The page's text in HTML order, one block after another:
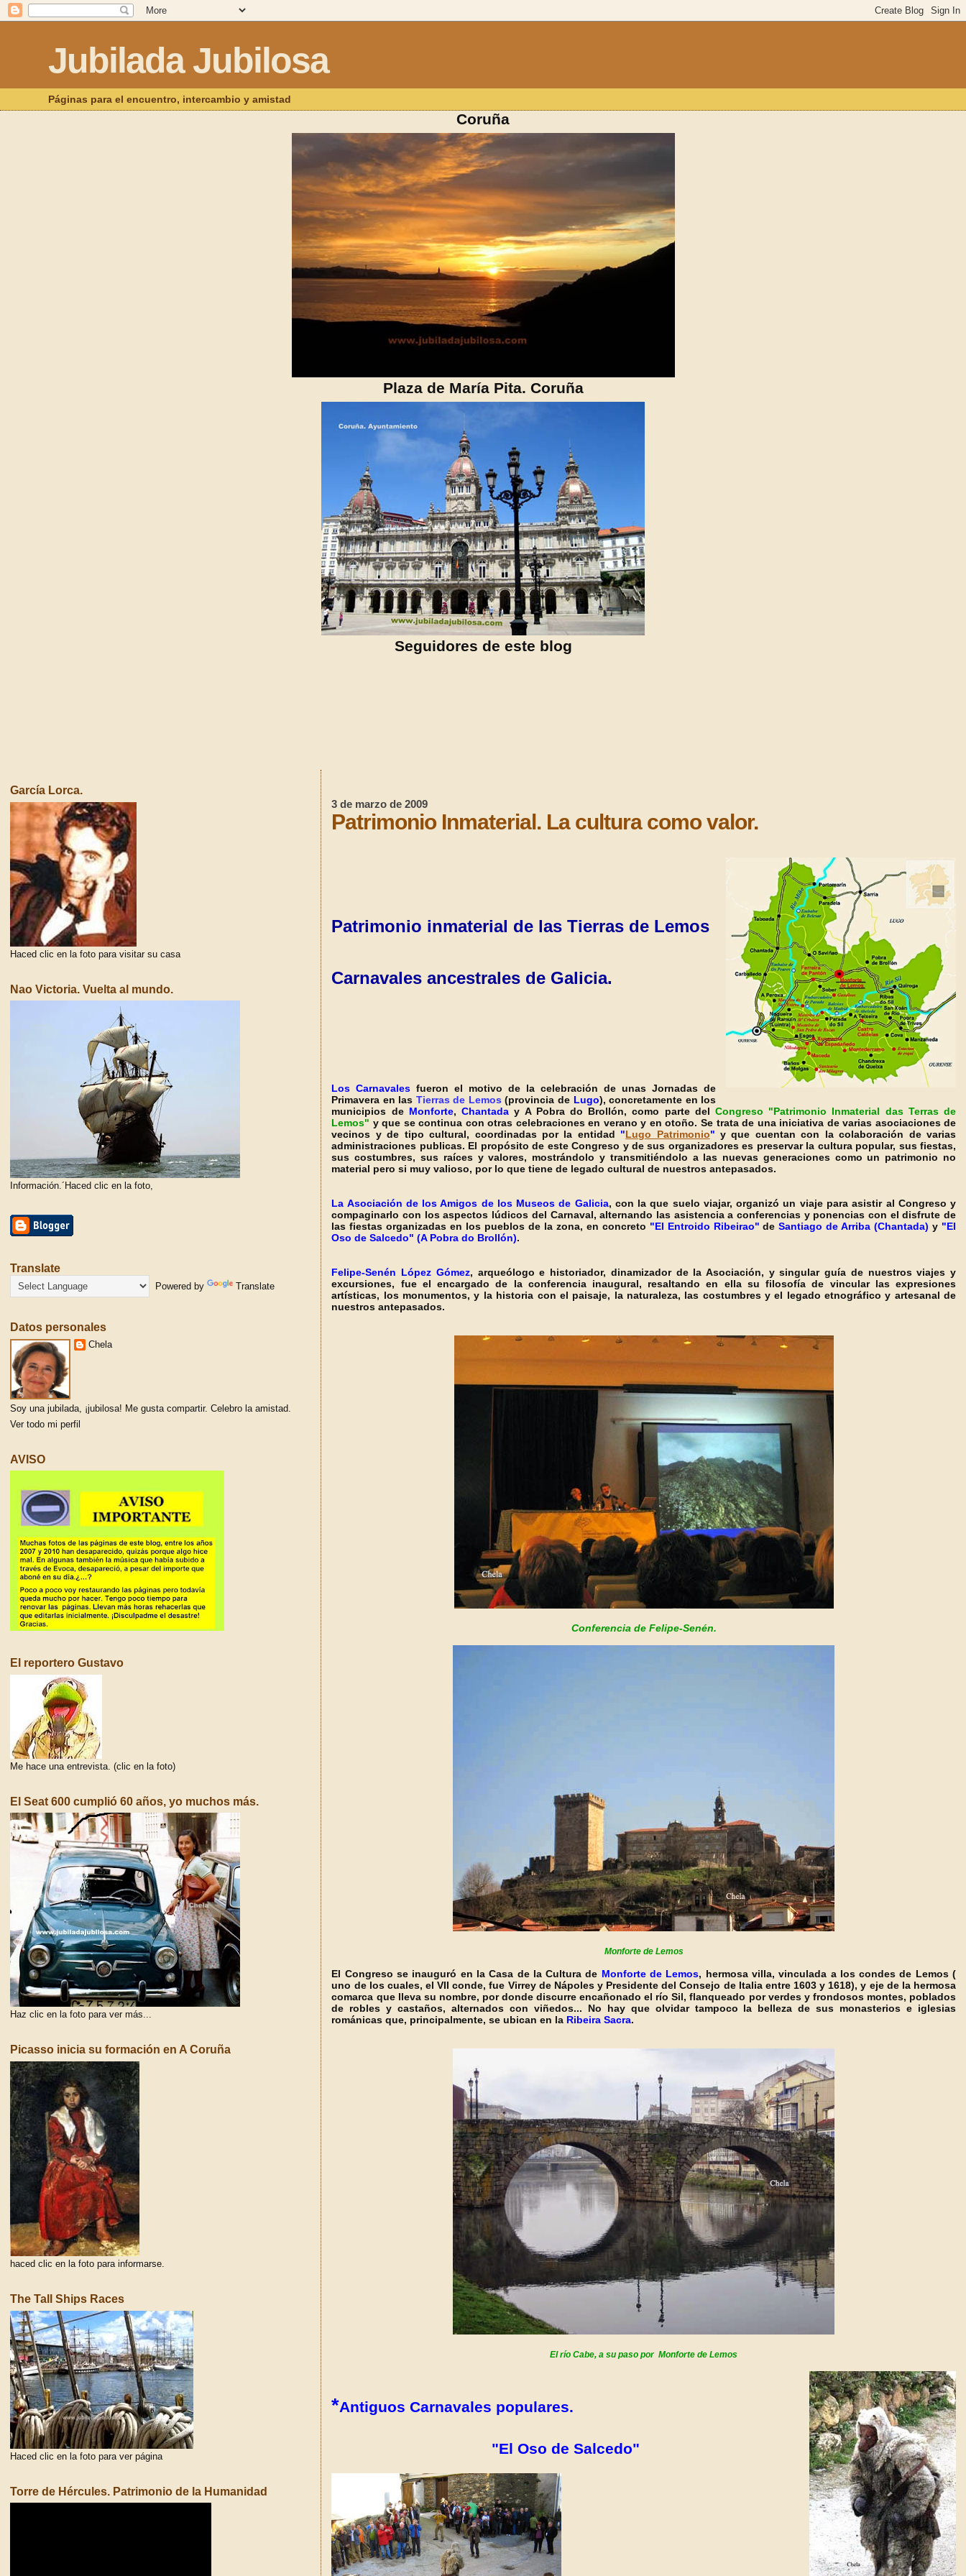
Jubilada Jubilosa
Páginas para el encuentro, intercambio y amistad
Coruña
Plaza de María Pita. Coruña
Seguidores de este blog
3 de marzo de 2009
Patrimonio Inmaterial. La cultura como valor.
Patrimonio inmaterial de las Tierras de Lemos
Carnavales ancestrales de Galicia.
Los Carnavales fueron el motivo de la celebración de unas Jornadas de
Primavera en las Tierras de Lemos (provincia de Lugo), concretamente en los
municipios de Monforte,Chantada y A Pobra do Brollón, como parte del Congreso "Patrimonio Inmaterial das Terras de
Lemos" y que se continua con otras celebraciones en verano y en otoño. Se trata de una iniciativa de varias asociaciones de
vecinos y de tipo cultural, coordinadas por la entidad "Lugo Patrimonio" y que cuentan con la colaboración de varias
administraciones publicas. El propósito de este Congreso y de sus organizadores es preservar la cultura popular, sus fiestas,
sus costumbres, sus raíces y valores, mostrándolo y transmitiéndolo a las nuevas generaciones como un patrimonio no
material pero si muy valioso, por lo que tiene de legado cultural de nuestros antepasados.
La Asociación de los Amigos de los Museos de Galicia, con la que suelo viajar, organizó un viaje para asistir al Congreso y
compaginarlo con los aspectos lúdicos del Carnaval, alternando las asistencia a conferencias y ponencias con el disfrute de
las fiestas organizadas en los pueblos de la zona, en concreto "El Entroido Ribeirao" deSantiago de Arriba (Chantada)y "El
Oso deSalcedo" (A Pobra do Brollón).
Felipe-Senén López Gómez, arqueólogo e historiador, dinamizador de la Asociación, y singular guía de nuestros viajes y
excursiones, fue el encargado de la conferencia inaugural, resaltando en ella su filosofía de vincular las expresiones
artísticas, los monumentos, y la historia con el paisaje, la naturaleza, las costumbres y el legado etnográfico y artesanal de
nuestros antepasados.
Conferencia de Felipe-Senén.
Monforte de Lemos
El Congreso se inauguró en la Casa de la Cultura de Monforte de Lemos, hermosa villa, vinculada a los condes de Lemos (
uno de los cuales, el VII conde, fue Virrey de Nápoles y Presidente del Consejo de Italia entre 1603 y 1618), y eje de la hermosa
comarca que lleva su nombre, por donde discurre encañonado el río Sil, flanqueado por verdes y frondosos montes, poblados
de robles y castaños, alternados con viñedos... No hay que olvidar tampoco la belleza de sus monasterios e iglesias
románicas que, principalmente, se ubican en la Ribeira Sacra.
El río Cabe, a su paso por Monforte de Lemos
*Antiguos Carnavales populares.
"El Oso de Salcedo"
García Lorca.
Haced clic en la foto para visitar su casa
Nao Victoria. Vuelta al mundo.
Información.´Haced clic en la foto,
Translate
Powered by Translate
Datos personales
Chela
Soy una jubilada, ¡jubilosa! Me gusta compartir. Celebro la amistad.
Ver todo mi perfil
AVISO
El reportero Gustavo
Me hace una entrevista. (clic en la foto)
El Seat 600 cumplió 60 años, yo muchos más.
Haz clic en la foto para ver más...
Picasso inicia su formación en A Coruña
haced clic en la foto para informarse.
The Tall Ships Races
Haced clic en la foto para ver página
Torre de Hércules. Patrimonio de la Humanidad